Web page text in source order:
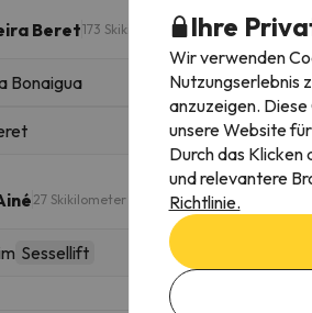
Beret173 Skikilometer
Bonaigua
27 Skikilometer
Sessellift
Ihre
Wir verwenden
Nutzungserlebnis
anzuzeigen.
unsere Website
Durch das Klicken
und relevantere
Richtlinie.